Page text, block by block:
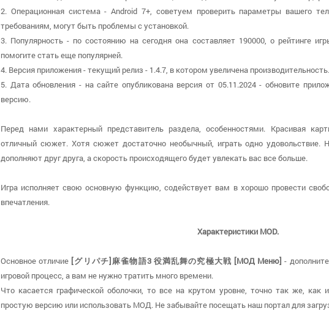
2. Операционная система - Android 7+, советуем проверить параметры вашего
требованиям, могут быть проблемы с установкой.
3. Популярность - по состоянию на сегодня она составляет 190000, о рейтинге
помогите стать еще популярней.
4. Версия приложения - текущий релиз - 1.4.7, в котором увеличена производительность.
5. Дата обновления - на сайте опубликована версия от 05.11.2024 - обновите
версию.
Перед нами характерный представитель раздела, особенностями. Красивая
отличный сюжет. Хотя сюжет достаточно необычный, играть одно удовольствие.
дополняют друг друга, а скорость происходящего будет увлекать вас все больше.
Игра исполняет свою основную функцию, содействует вам в хорошо провести
впечатления.
Характеристики MOD.
Основное отличие [グリパチ]麻雀物語3 役満乱舞の究極大戦 [МОД Меню] -
игровой процесс, а вам не нужно тратить много времени.
Что касается графической оболочки, то все на крутом уровне, точно так же,
простую версию или использовать МОД. Не забывайте посещать наш портал для